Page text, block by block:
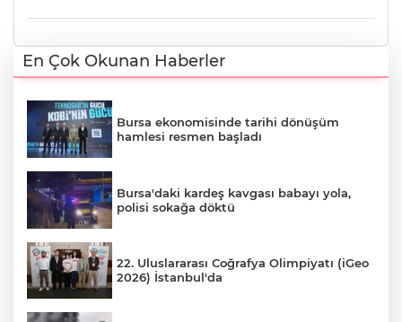
En Çok Okunan Haberler
Bursa ekonomisinde tarihi dönüşüm
hamlesi resmen başladı
Bursa'daki kardeş kavgası babayı yola,
polisi sokağa döktü
22. Uluslararası Coğrafya Olimpiyatı (iGeo
2026) İstanbul'da